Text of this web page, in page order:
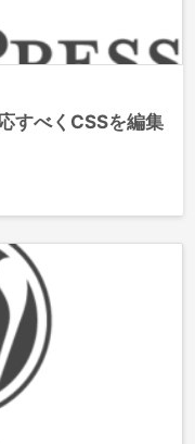
すべくCSSを編集